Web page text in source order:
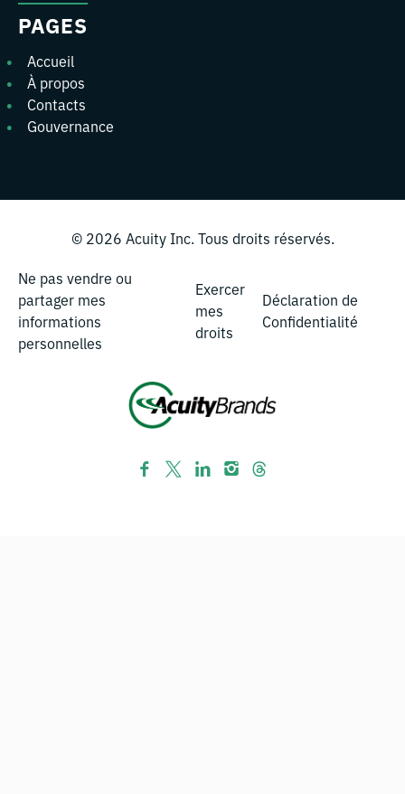
PAGES
Accueil
À propos
Contacts
Gouvernance
© 2026 Acuity Inc. Tous droits réservés.
Ne pas vendre ou
partager mes
informations
personnelles
Exercer
mes
droits
Déclaration de
Confidentialité